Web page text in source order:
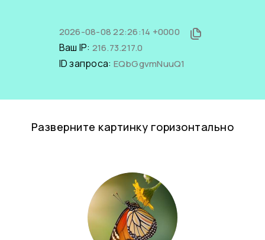
2026-08-08 22:26:14 +0000
Ваш IP: 216.73.217.0
ID запроса: EQbGgvmNuuQ1
Разверните картинку горизонтально